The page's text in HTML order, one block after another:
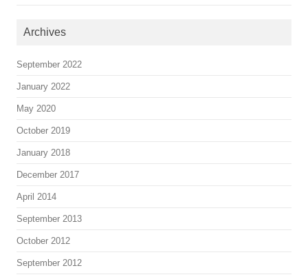
Archives
September 2022
January 2022
May 2020
October 2019
January 2018
December 2017
April 2014
September 2013
October 2012
September 2012